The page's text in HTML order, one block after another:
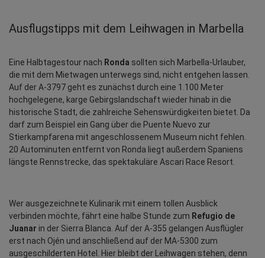
Ausflugstipps mit dem Leihwagen in Marbella
Eine Halbtagestour nach Ronda sollten sich Marbella-Urlauber,
die mit dem Mietwagen unterwegs sind, nicht entgehen lassen.
Auf der A-3797 geht es zunächst durch eine 1.100 Meter
hochgelegene, karge Gebirgslandschaft wieder hinab in die
historische Stadt, die zahlreiche Sehenswürdigkeiten bietet. Da
darf zum Beispiel ein Gang über die Puente Nuevo zur
Stierkampfarena mit angeschlossenem Museum nicht fehlen.
20 Autominuten entfernt von Ronda liegt außerdem Spaniens
längste Rennstrecke, das spektakuläre Ascari Race Resort.
Wer ausgezeichnete Kulinarik mit einem tollen Ausblick
verbinden möchte, fährt eine halbe Stunde zum Refugio de
Juanar in der Sierra Blanca. Auf der A-355 gelangen Ausflügler
erst nach Ojén und anschließend auf der MA-5300 zum
ausgeschilderten Hotel. Hier bleibt der Leihwagen stehen, denn